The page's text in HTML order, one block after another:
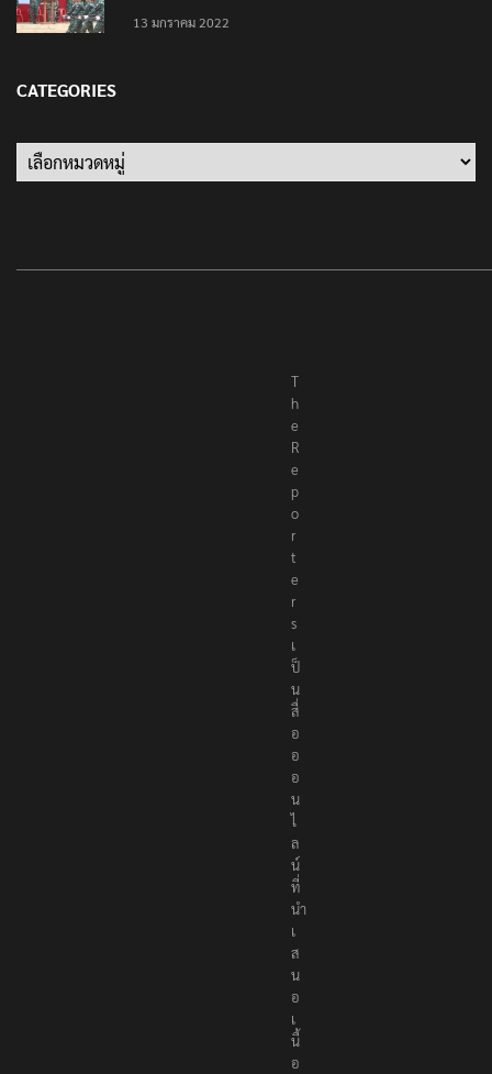
13 มกราคม 2022
CATEGORIES
Categories
T
h
e
R
e
p
o
r
t
e
r
s
เ
ป็
น
สื่
อ
อ
อ
น
ไ
ล
น์
ที่
นำ
เ
ส
น
อ
เ
นื้
อ